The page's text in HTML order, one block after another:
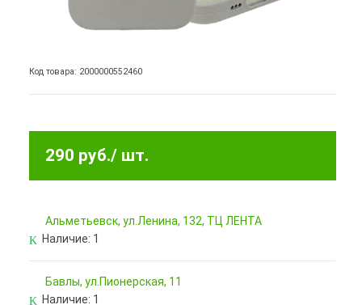
Код товара: 2000000552460
290 руб./ шт.
Альметьевск, ул.Ленина, 132, ТЦ ЛЕНТА
Наличие: 1
Бавлы, ул.Пионерская, 11
Наличие: 1